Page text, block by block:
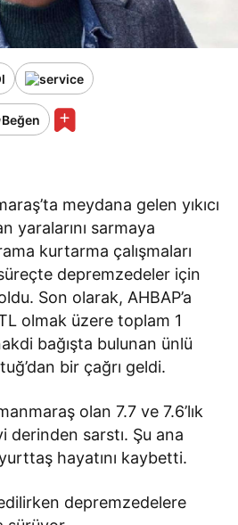
Beğen
meydana gelen yıkıcı
yaralarını sarmaya
kurtarma çalışmaları
depremzedeler için
Son olarak, AHBAP’a
olmak üzere toplam 1
bağışta bulunan ünlü
bir çağrı geldi.
olan 7.7 ve 7.6’lık
derinden sarstı. Şu ana
hayatını kaybetti.
depremzedelere